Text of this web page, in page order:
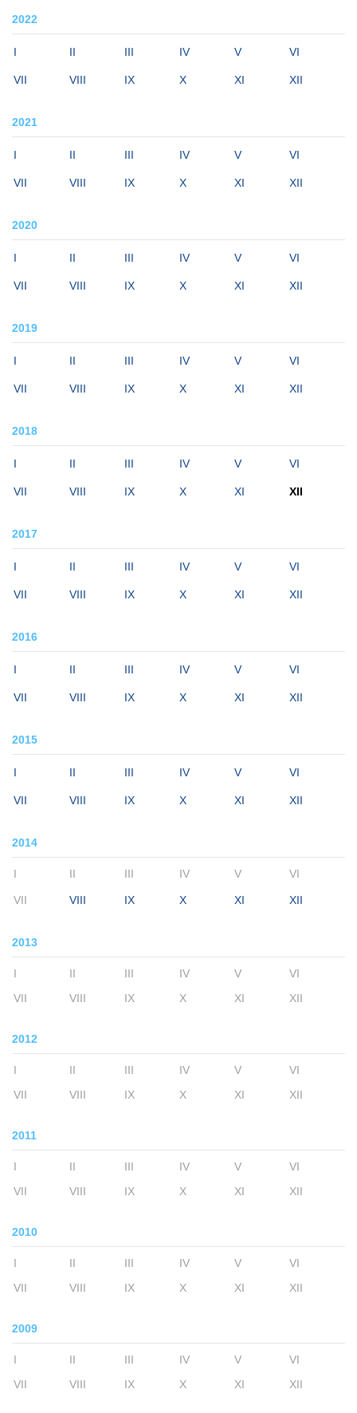
2022
I II III IV V VI
VII VIII IX X XI XII
2021
I II III IV V VI
VII VIII IX X XI XII
2020
I II III IV V VI
VII VIII IX X XI XII
2019
I II III IV V VI
VII VIII IX X XI XII
2018
I II III IV V VI
VII VIII IX X XI XII
2017
I II III IV V VI
VII VIII IX X XI XII
2016
I II III IV V VI
VII VIII IX X XI XII
2015
I II III IV V VI
VII VIII IX X XI XII
2014
I II III IV V VI
VII VIII IX X XI XII
2013
I II III IV V
VI
VII
VIII IX X XI XII
2012
I II III IV V
VI
VII
VIII IX X XI XII
2011
I II III IV V
VI
VII
VIII IX X XI XII
2010
I II III IV V
VI
VII
VIII IX X XI XII
2009
I II III IV V
VI
VII
VIII IX X XI XII